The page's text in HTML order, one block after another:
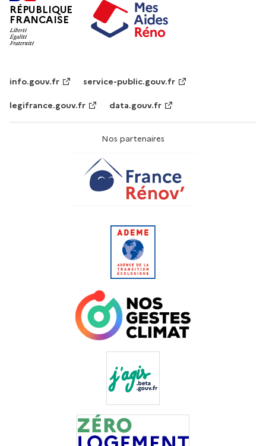
RÉPUBLIQUE
FRANCAISE
info.gouv.fr service-public.gouv.fr
legifrance.gouv.fr data.gouv.fr
Nos partenaires